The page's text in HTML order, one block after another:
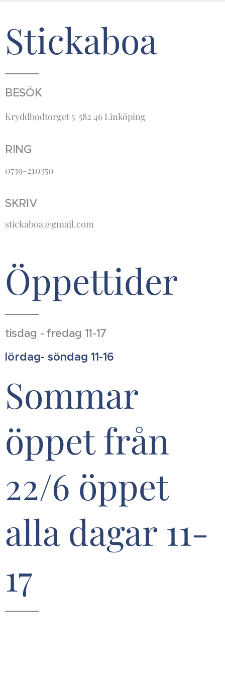
Stickaboa
BESÖK
Kryddbodtorget 5 582 46 Linköping
RING
0739-210350
SKRIV
stickaboa@gmail.com
Öppettider
tisdag - fredag 11-17
lördag- söndag 11-16
Sommar
öppet från
22/6 öppet
alla dagar 11-
17